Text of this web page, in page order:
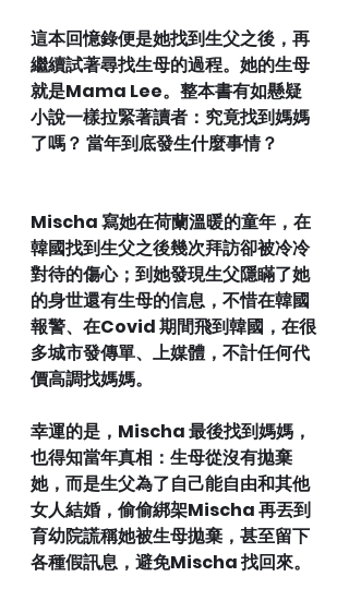
這本回憶錄便是她找到生父之後，再
繼續試著尋找生母的過程。她的生母
就是Mama Lee。整本書有如懸疑
小說一樣拉緊著讀者：究竟找到媽媽
了嗎？ 當年到底發生什麼事情？
Mischa 寫她在荷蘭溫暖的童年，在
韓國找到生父之後幾次拜訪卻被冷冷
對待的傷心；到她發現生父隱瞞了她
的身世還有生母的信息，不惜在韓國
報警、在Covid 期間飛到韓國，在很
多城市發傳單、上媒體，不計任何代
價高調找媽媽。
幸運的是，Mischa 最後找到媽媽，
也得知當年真相：生母從沒有拋棄
她，而是生父為了自己能自由和其他
女人結婚，偷偷綁架Mischa 再丟到
育幼院謊稱她被生母拋棄，甚至留下
各種假訊息，避免Mischa 找回來。